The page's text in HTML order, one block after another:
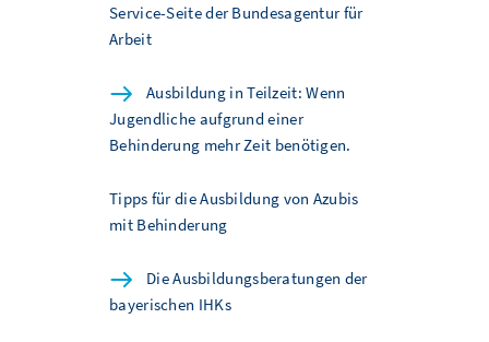
Service-Seite der Bundesagentur für
Arbeit
Ausbildung in Teilzeit: Wenn
Jugendliche aufgrund einer
Behinderung mehr Zeit benötigen.
Tipps für die Ausbildung von Azubis
mit Behinderung
Die Ausbildungsberatungen der
bayerischen IHKs